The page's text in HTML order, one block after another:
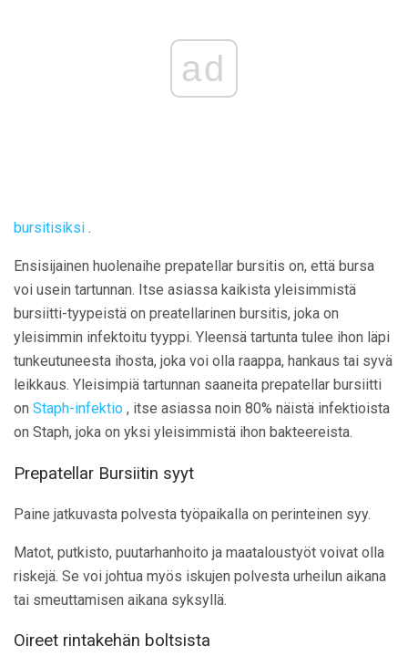
ad
bursitisiksi .
Ensisijainen huolenaihe prepatellar bursitis on, että bursa
voi usein tartunnan. Itse asiassa kaikista yleisimmistä
bursiitti-tyypeistä on preatellarinen bursitis, joka on
yleisimmin infektoitu tyyppi. Yleensä tartunta tulee ihon läpi
tunkeutuneesta ihosta, joka voi olla raappa, hankaus tai syvä
leikkaus. Yleisimpiä tartunnan saaneita prepatellar bursiitti
on Staph-infektio , itse asiassa noin 80% näistä infektioista
on Staph, joka on yksi yleisimmistä ihon bakteereista.
Prepatellar Bursiitin syyt
Paine jatkuvasta polvesta työpaikalla on perinteinen syy.
Matot, putkisto, puutarhanhoito ja maataloustyöt voivat olla
riskejä. Se voi johtua myös iskujen polvesta urheilun aikana
tai smeuttamisen aikana syksyllä.
Oireet rintakehän boltsista